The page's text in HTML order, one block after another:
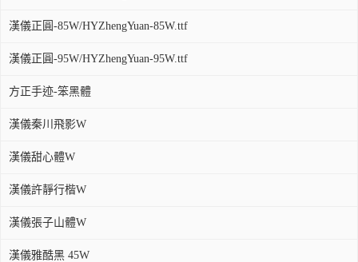
漢儀正圓-85W/HYZhengYuan-85W.ttf
漢儀正圓-95W/HYZhengYuan-95W.ttf
方正手迹-笨黑體
漢儀秦川飛影W
漢儀甜心體W
漢儀許靜行楷W
漢儀張子山體W
漢儀雅酷黑 45W